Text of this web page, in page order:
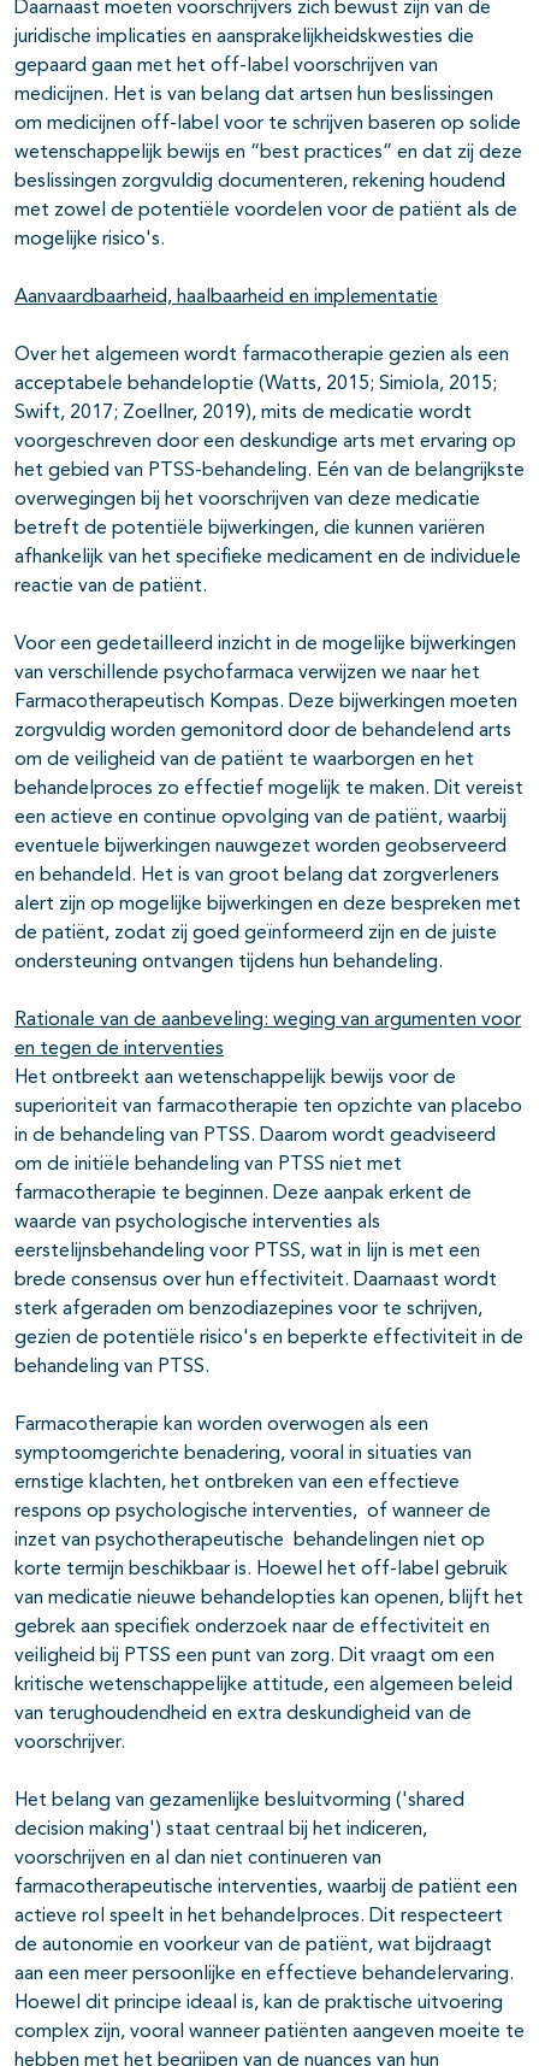
Daarnaast moeten voorschrijvers zich bewust zijn van de
juridische implicaties en aansprakelijkheidskwesties die
gepaard gaan met het off-label voorschrijven van
medicijnen. Het is van belang dat artsen hun beslissingen
om medicijnen off-label voor te schrijven baseren op solide
wetenschappelijk bewijs en “best practices” en dat zij deze
beslissingen zorgvuldig documenteren, rekening houdend
met zowel de potentiële voordelen voor de patiënt als de
mogelijke risico's.
Aanvaardbaarheid, haalbaarheid en implementatie
Over het algemeen wordt farmacotherapie gezien als een
acceptabele behandeloptie (Watts, 2015; Simiola, 2015;
Swift, 2017; Zoellner, 2019), mits de medicatie wordt
voorgeschreven door een deskundige arts met ervaring op
het gebied van PTSS-behandeling. Eén van de belangrijkste
overwegingen bij het voorschrijven van deze medicatie
betreft de potentiële bijwerkingen, die kunnen variëren
afhankelijk van het specifieke medicament en de individuele
reactie van de patiënt.
Voor een gedetailleerd inzicht in de mogelijke bijwerkingen
van verschillende psychofarmaca verwijzen we naar het
Farmacotherapeutisch Kompas. Deze bijwerkingen moeten
zorgvuldig worden gemonitord door de behandelend arts
om de veiligheid van de patiënt te waarborgen en het
behandelproces zo effectief mogelijk te maken. Dit vereist
een actieve en continue opvolging van de patiënt, waarbij
eventuele bijwerkingen nauwgezet worden geobserveerd
en behandeld. Het is van groot belang dat zorgverleners
alert zijn op mogelijke bijwerkingen en deze bespreken met
de patiënt, zodat zij goed geïnformeerd zijn en de juiste
ondersteuning ontvangen tijdens hun behandeling.
Rationale van de aanbeveling: weging van argumenten voor
en tegen de interventies
Het ontbreekt aan wetenschappelijk bewijs voor de
superioriteit van farmacotherapie ten opzichte van placebo
in de behandeling van PTSS. Daarom wordt geadviseerd
om de initiële behandeling van PTSS niet met
farmacotherapie te beginnen. Deze aanpak erkent de
waarde van psychologische interventies als
eerstelijnsbehandeling voor PTSS, wat in lijn is met een
brede consensus over hun effectiviteit. Daarnaast wordt
sterk afgeraden om benzodiazepines voor te schrijven,
gezien de potentiële risico's en beperkte effectiviteit in de
behandeling van PTSS.
Farmacotherapie kan worden overwogen als een
symptoomgerichte benadering, vooral in situaties van
ernstige klachten, het ontbreken van een effectieve
respons op psychologische interventies, of wanneer de
inzet van psychotherapeutische behandelingen niet op
korte termijn beschikbaar is. Hoewel het off-label gebruik
van medicatie nieuwe behandelopties kan openen, blijft het
gebrek aan specifiek onderzoek naar de effectiviteit en
veiligheid bij PTSS een punt van zorg. Dit vraagt om een
kritische wetenschappelijke attitude, een algemeen beleid
van terughoudendheid en extra deskundigheid van de
voorschrijver.
Het belang van gezamenlijke besluitvorming ('shared
decision making') staat centraal bij het indiceren,
voorschrijven en al dan niet continueren van
farmacotherapeutische interventies, waarbij de patiënt een
actieve rol speelt in het behandelproces. Dit respecteert
de autonomie en voorkeur van de patiënt, wat bijdraagt
aan een meer persoonlijke en effectieve behandelervaring.
Hoewel dit principe ideaal is, kan de praktische uitvoering
complex zijn, vooral wanneer patiënten aangeven moeite te
hebben met het begrijpen van de nuances van hun